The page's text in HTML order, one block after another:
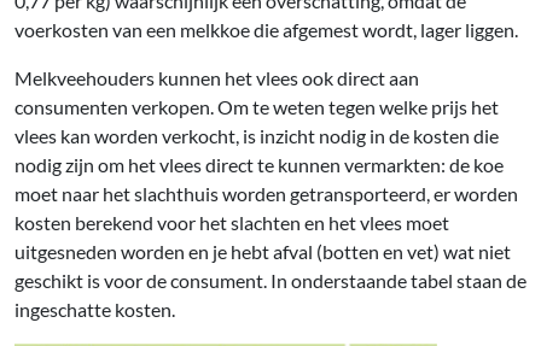
voerkosten van een melkkoe die afgemest wordt, lager liggen.
Melkveehouders kunnen het vlees ook direct aan
consumenten verkopen. Om te weten tegen welke prijs het
vlees kan worden verkocht, is inzicht nodig in de kosten die
nodig zijn om het vlees direct te kunnen vermarkten: de koe
moet naar het slachthuis worden getransporteerd, er worden
kosten berekend voor het slachten en het vlees moet
uitgesneden worden en je hebt afval (botten en vet) wat niet
geschikt is voor de consument. In onderstaande tabel staan de
ingeschatte kosten.